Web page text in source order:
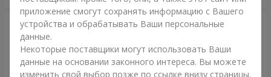
приложение смогут сохранять информацию с Вашего
устройства и обрабатывать Ваши персональные
данные.
Некоторые поставщики могут использовать Ваши
данные на основании законного интереса. Вы можете
изменить свой выбор позже по ссылке внизу страницы.